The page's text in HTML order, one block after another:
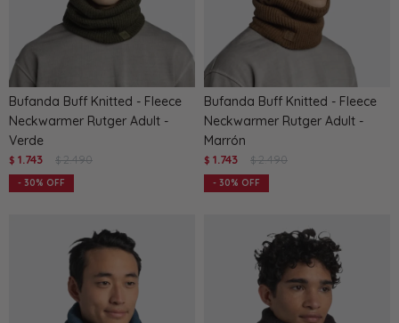
Bufanda Buff Knitted - Fleece
Neckwarmer Rutger Adult -
Verde
$ 1.743 $ 2.490
30
Bufanda Buff Knitted - Fleece
Neckwarmer Rutger Adult -
Marrón
$ 1.743 $ 2.490
30